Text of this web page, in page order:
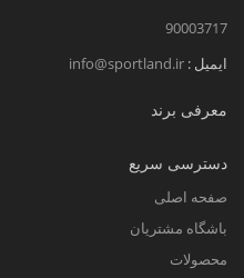
90003717
ایمیل : info@sportland.ir
معرفی برند
دسترسی سریع
صفحه اصلی
باشگاه مشتریان
محصولات